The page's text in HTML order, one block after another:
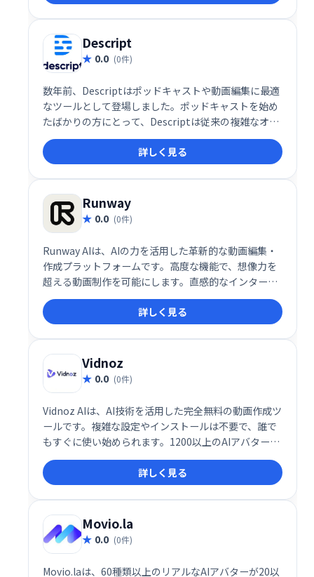
用できます。手軽に高品質な動画を作成したい方にお
すすめです。
Descript
0.0 (0件)
数年前、Descriptはポッドキャストや動画編集に最適
なツールとして登場しました。ポッドキャストを始め
たばかりの方にとって、Descriptは従来の複雑なオー
ディオ編集ツールとはまったく異なる、新しいタイプ
のオーディオエディタです。今年初め、私はポッドキ
ャストチャンネルを開設し、編集にはすべてDescript
を使いました。
詳しく見る
Runway
0.0 (0件)
Runway AIは、AIの力を活用した革新的な動画編集・
作成プラットフォームです。高度な機能で、想像力を
超える動画制作を可能にします。直感的なインターフ
ェースで、プロフェッショナルから初心者まで、創造
性を自由に表現できます。動画編集や制作の効率化、
新たな表現方法の開拓に最適です。
詳しく見る
Vidnoz
0.0 (0件)
Vidnoz AIは、AI技術を活用した完全無料の動画作成ツ
ールです。複雑な設定やインストールは不要で、誰で
もすぐに使い始められます。1200以上のAIアバター、
1240以上のリアルなAI音声、2800以上のテンプレー
トを活用して、わずか1分でプロ品質の動画を作成可
能です。
詳しく見る
Movio.la
0.0 (0件)
Movio.laは、60種類以上のリアルなAIアバターが20以